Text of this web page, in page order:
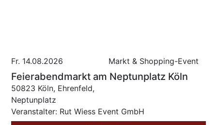
Fr. 14.08.2026 Markt & Shopping-Event
Feierabendmarkt am Neptunplatz Köln
50823 Köln, Ehrenfeld,
Neptunplatz
Veranstalter: Rut Wiess Event GmbH